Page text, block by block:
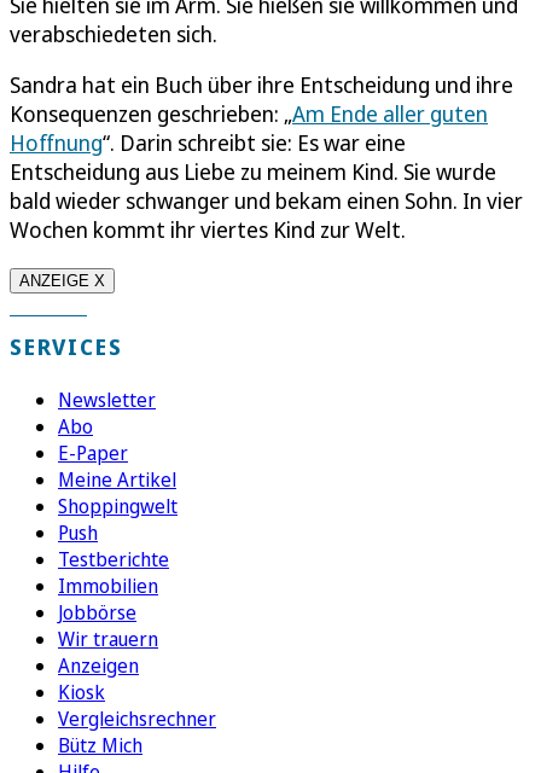
verabschiedeten sich.
Sandra hat ein Buch über ihre Entscheidung und ihre
Konsequenzen geschrieben: „Am Ende aller guten
Hoffnung“. Darin schreibt sie: Es war eine
Entscheidung aus Liebe zu meinem Kind. Sie wurde
bald wieder schwanger und bekam einen Sohn. In vier
Wochen kommt ihr viertes Kind zur Welt.
ANZEIGE X
SERVICES
Newsletter
Abo
E-Paper
Meine Artikel
Shoppingwelt
Push
Testberichte
Immobilien
Jobbörse
Wir trauern
Anzeigen
Kiosk
Vergleichsrechner
Bütz Mich